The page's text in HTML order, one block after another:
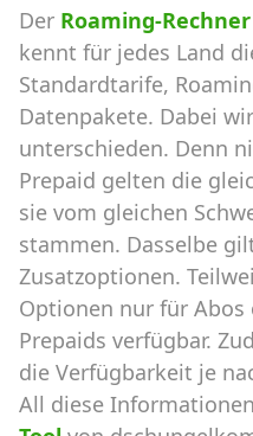
Der Roaming-Rechner
kennt für jedes Land
Standardtarife,
Datenpakete. Dabei
unterschieden. Denn
Prepaid gelten die
sie vom gleichen
stammen. Dasselbe
Zusatzoptionen.
Optionen nur für
Prepaids verfügbar.
die Verfügbarkeit je
All diese